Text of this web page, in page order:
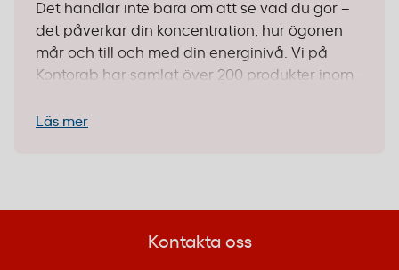
Det handlar inte bara om att se vad du gör –
det påverkar din koncentration, hur ögonen
mår och till och med din energinivå. Vi på
Kontorab har samlat över 200 produkter inom
klassiska skrivbordslampor till smart
Läs mer
Kontakta oss